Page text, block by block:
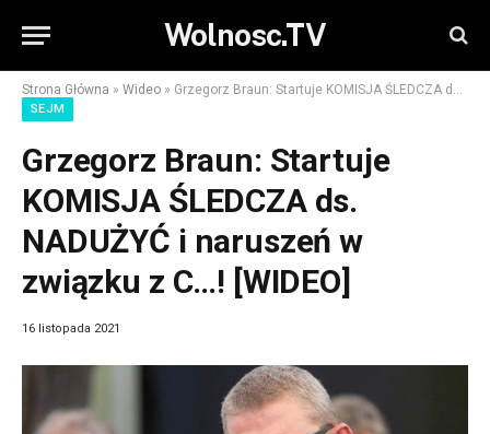
Wolnosc.TV
Strona Główna » Wideo » Grzegorz Braun: Startuje KOMISJA ŚLEDCZA ds. NADUŻYĆ i naruszeń w związku z C…! [WIDEO]
SEJM
Grzegorz Braun: Startuje
KOMISJA ŚLEDCZA ds.
NADUŻYĆ i naruszeń w
związku z C…! [WIDEO]
16 listopada 2021